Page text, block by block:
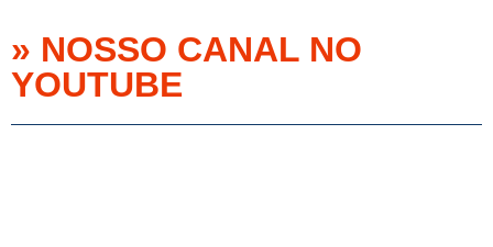
» NOSSO CANAL NO
YOUTUBE